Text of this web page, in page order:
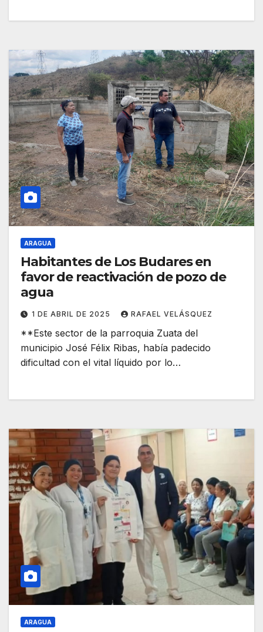
ARAGUA
Habitantes de Los Budares en
favor de reactivación de pozo de
agua
1 DE ABRIL DE 2025 RAFAEL VELÁSQUEZ
**Este sector de la parroquia Zuata del
municipio José Félix Ribas, había padecido
dificultad con el vital líquido por lo…
ARAGUA